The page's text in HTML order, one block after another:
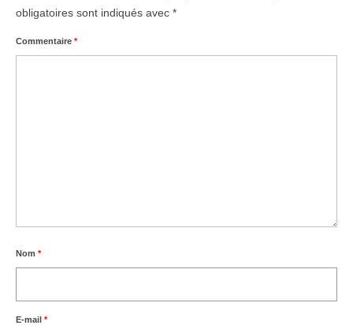
obligatoires sont indiqués avec *
Commentaire *
Nom *
E-mail *